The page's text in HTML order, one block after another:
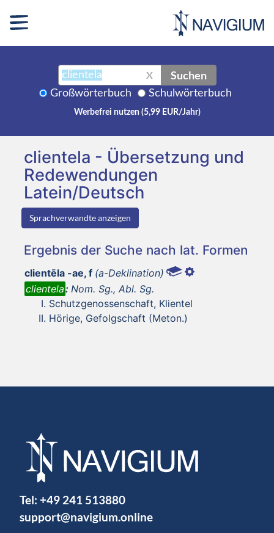
X Suchen
Großwörterbuch Schulwörterbuch
Werbefrei nutzen (5,99 EUR/Jahr)
clientela - Übersetzung und
Redewendungen
Latein/Deutsch
Sprachverwandte anzeigen
Ergebnis der Suche nach lat. Formen
clientēla -ae, f (a-Deklination)
clientela: Nom. Sg., Abl. Sg.
Schutzgenossenschaft, Klientel
Hörige, Gefolgschaft (Meton.)
Tel: +49 241 513880
support@navigium.online